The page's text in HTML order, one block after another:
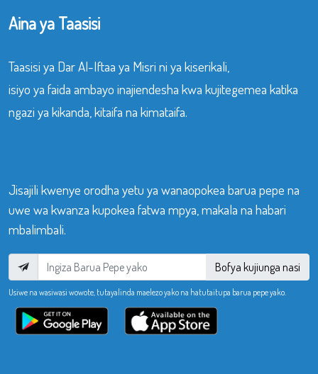
Aina ya Taasisi
Taasisi ya Dar Al-Iftaa ya Misri ni ya kiserikali,
isiyo ya faida ambayo inajiendesha kwa kujitegemea katika
ngazi ya kikanda, kitaifa na kimataifa.
Jisajili kwenye orodha yetu ya wanaopokea barua pepe na
uwe wa kwanza kupokea fatwa mpya, makala na habari
mbalimbali.
Bofya kujiunga nasi
Usiwe na wasiwasi wowote, tutayalinda maelezo yako na hatutaitupa barua pepe yako.